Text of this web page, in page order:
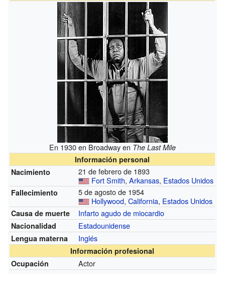
En 1930 en Broadway en The Last Mile
Información personal
Nacimiento
21 de febrero de 1893
Fort Smith,Arkansas, Estados Unidos
Fallecimiento
5 de agosto de 1954
Hollywood,California, Estados Unidos
Causa de muerte Infarto agudo de miocardio
Nacionalidad Estadounidense
Lengua materna Inglés
Información profesional
Ocupación
Actor